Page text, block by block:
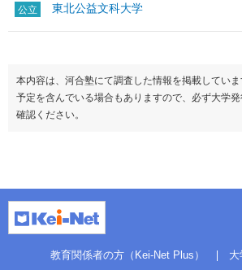
公立 東北公益文科大学
本内容は、河合塾にて調査した情報を掲載してい
予定を含んでいる場合もありますので、必ず大学
確認ください。
教育関係者の方（Kei-Net Plus）